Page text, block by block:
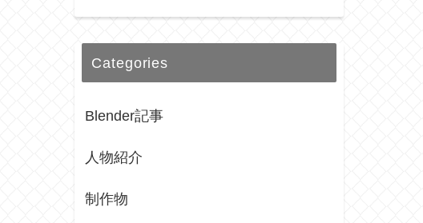
Categories
Blender記事
人物紹介
制作物